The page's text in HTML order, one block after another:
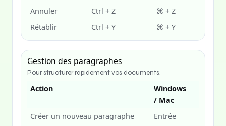
Annuler
Ctrl + Z
⌘ + Z
Rétablir
Ctrl + Y ⌘ + Y
Gestion des paragraphes
Pour structurer rapidement vos documents.
Action
Windows
/ Mac
Créer un nouveau paragraphe
Entrée